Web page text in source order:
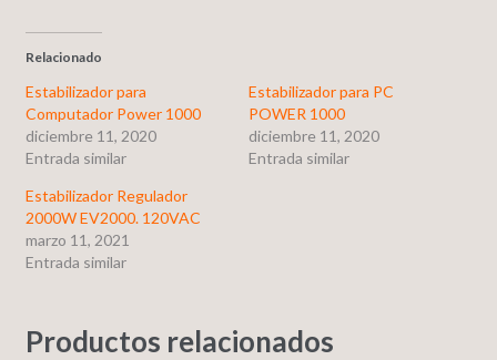
Relacionado
Estabilizador para
Computador Power 1000
diciembre 11, 2020
Entrada similar
Estabilizador para PC
POWER 1000
diciembre 11, 2020
Entrada similar
Estabilizador Regulador
2000W EV2000. 120VAC
marzo 11, 2021
Entrada similar
Productos relacionados